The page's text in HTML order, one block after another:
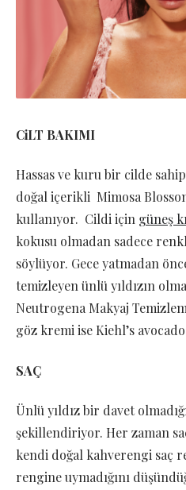
CiLT BAKIMI
Hassas ve kuru bir cilde
doğal içerikli Mimosa
kullanıyor. Cildi için güneş
kokusu olmadan sadece
söylüyor. Gece yatmadan
temizleyen ünlü yıldızın
Neutrogena Makyaj
göz kremi ise Kiehl’s
SAÇ
Ünlü yıldız bir davet
şekillendiriyor. Her zaman
kendi doğal kahverengi saç
rengine uymadığını